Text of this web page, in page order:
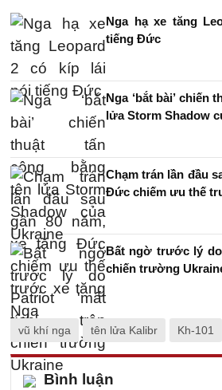
Nga hạ xe tăng
tiếng Đức
Nga ‘bắt bài’ chiến
lửa Storm Shadow
Chạm trán lần đầu
Đức chiếm ưu thế
Bất ngờ trước lý
chiến trường
vũ khí nga tên lửa Kalibr Kh-101
Bình luận